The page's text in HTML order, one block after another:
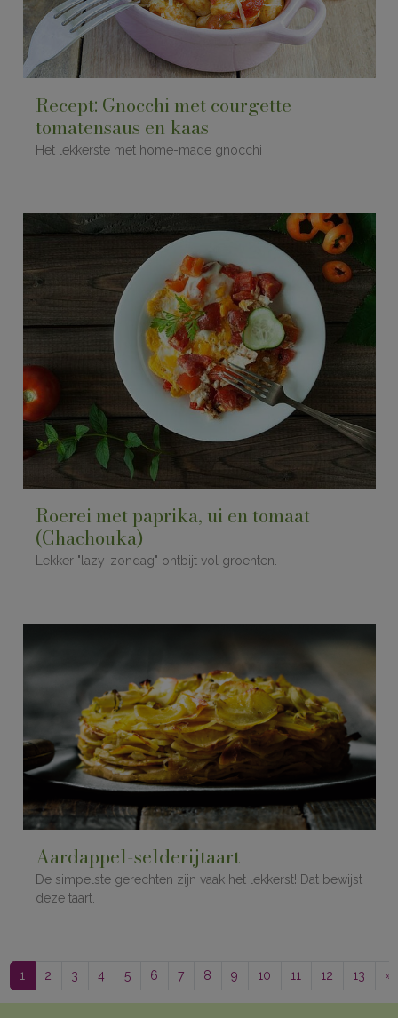
Recept: Gnocchi met courgette-
tomatensaus en kaas
Het lekkerste met home-made gnocchi
Roerei met paprika, ui en tomaat
(Chachouka)
Lekker "lazy-zondag" ontbijt vol groenten.
Aardappel-selderijtaart
De simpelste gerechten zijn vaak het lekkerst! Dat bewijst
deze taart.
1 2 3 4 5 6 7 8 9 10 11 12 13 »